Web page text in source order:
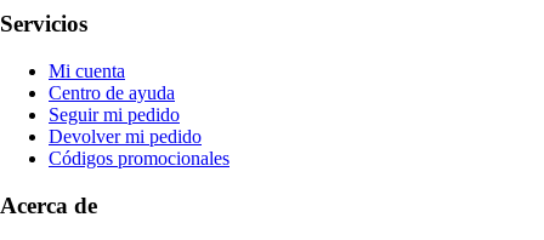
Servicios
Mi cuenta
Centro de ayuda
Seguir mi pedido
Devolver mi pedido
Códigos promocionales
Acerca de